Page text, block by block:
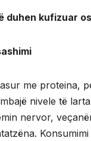
duhen kufizuar
me proteina,
nivele të
nervor,